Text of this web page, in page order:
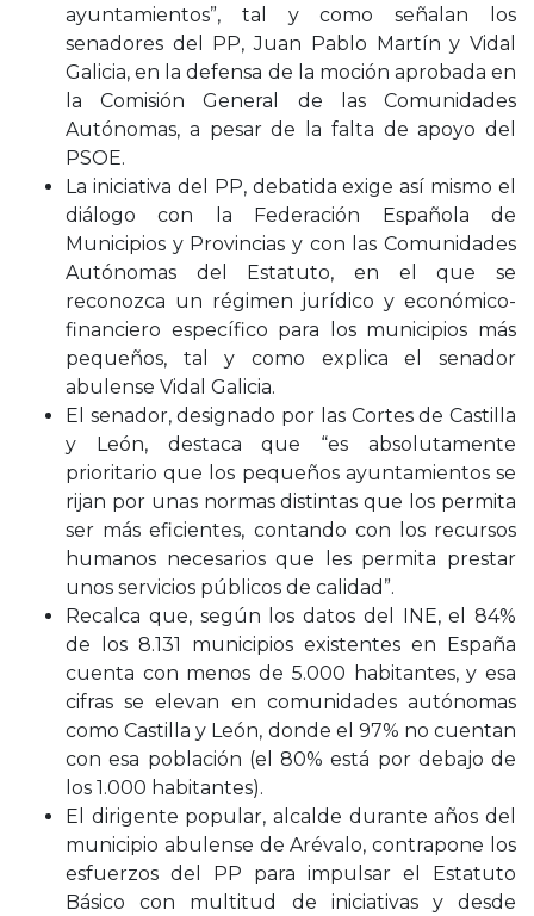
ayuntamientos”, tal y como señalan los
senadores del PP, Juan Pablo Martín y Vidal
Galicia, en la defensa de la moción aprobada en
la Comisión General de las Comunidades
Autónomas, a pesar de la falta de apoyo del
PSOE.
La iniciativa del PP, debatida exige así mismo el
diálogo con la Federación Española de
Municipios y Provincias y con las Comunidades
Autónomas del Estatuto, en el que se
reconozca un régimen jurídico y económico-
financiero específico para los municipios más
pequeños, tal y como explica el senador
abulense Vidal Galicia.
El senador, designado por las Cortes de Castilla
y León, destaca que “es absolutamente
prioritario que los pequeños ayuntamientos se
rijan por unas normas distintas que los permita
ser más eficientes, contando con los recursos
humanos necesarios que les permita prestar
unos servicios públicos de calidad”.
Recalca que, según los datos del INE, el 84%
de los 8.131 municipios existentes en España
cuenta con menos de 5.000 habitantes, y esa
cifras se elevan en comunidades autónomas
como Castilla y León, donde el 97% no cuentan
con esa población (el 80% está por debajo de
los 1.000 habitantes).
El dirigente popular, alcalde durante años del
municipio abulense de Arévalo, contrapone los
esfuerzos del PP para impulsar el Estatuto
Básico con multitud de iniciativas y desde